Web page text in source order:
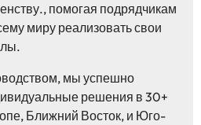
помогая подрядчикам
миру реализовать свои
мы успешно
решения в 30+
Ближний Восток, и Юго-